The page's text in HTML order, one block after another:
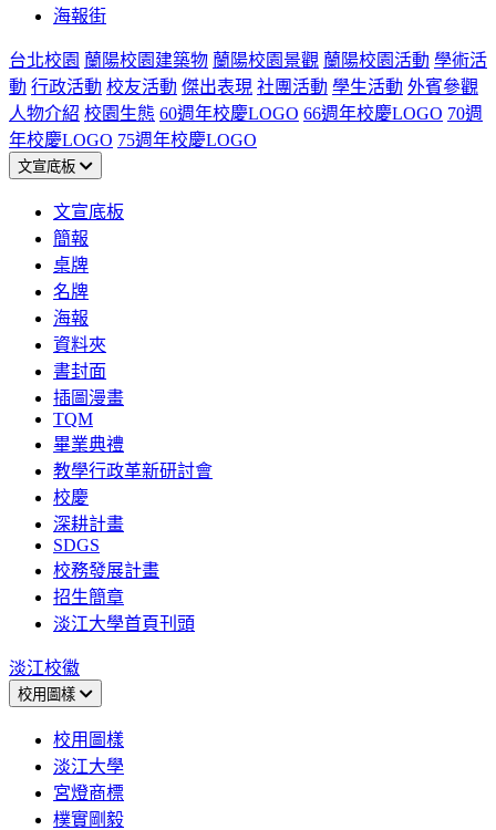
海報街
台北校園 蘭陽校園建築物 蘭陽校園景觀 蘭陽校園活動 學術活
動 行政活動 校友活動 傑出表現 社團活動 學生活動 外賓參觀
人物介紹 校園生態 60週年校慶LOGO 66週年校慶LOGO 70週
年校慶LOGO 75週年校慶LOGO
文宣底板
文宣底板
簡報
桌牌
名牌
海報
資料夾
書封面
插圖漫畫
TQM
畢業典禮
教學行政革新研討會
校慶
深耕計畫
SDGS
校務發展計畫
招生簡章
淡江大學首頁刊頭
淡江校徽
校用圖樣
校用圖樣
淡江大學
宮燈商標
樸實剛毅